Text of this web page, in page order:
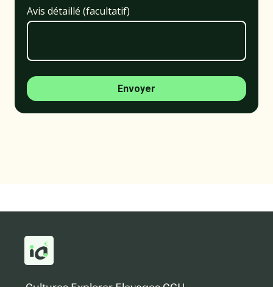
Avis détaillé (facultatif)
Envoyer